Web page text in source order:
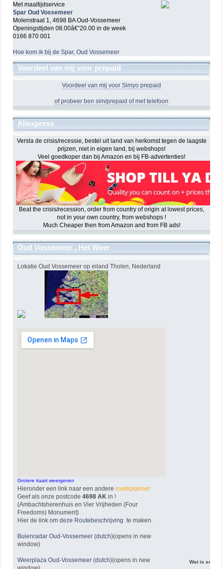
Met maaltijdservice
Spar Oud Vossemeer
Molenstraat 1, 4698 BA Oud-Vossemeer
Openingstijden 08.00â€“20.00 in de week
0166 870 001
Hoe kom ik bij de Spar, Oud Vossemeer
Voordeel van mij voor prepaid
Voordeel van mij voor Simyo prepaid
of probeer ben sim/prepaid of met telefoon
Aliexpress
Versla de crisis/recessie, bestel uit land van herkomst tegen de laagste
prijzen, niet in eigen land, bij webshops!
Veel goedkoper dan bij Amazon en bij FB-advertenties!
Beat the crisis/recession, order from country of origin at lowest prices,
not in your own country, from webshops !
Much Cheaper then from Amazon and from FB ads!
Oud Vossemeer , Het Weer
Lokatie Oud Vossemeer op eiland Tholen, Nederland
Grotere kaart weergeven
Hieronder een link naar een andere routeplanner
Geef als onze postcode4698 AK in !
(Ambachtsherenhuis en Vier Vrijheden (Four
Freedoms) Monument)
Hier de link omdeze Routebeschrijving te maken.
Buienradar Oud-Vossemeer (dutch)(opens in new
window)
Weerplaza Oud-Vossemeer (dutch)(opens in new
Wat is er